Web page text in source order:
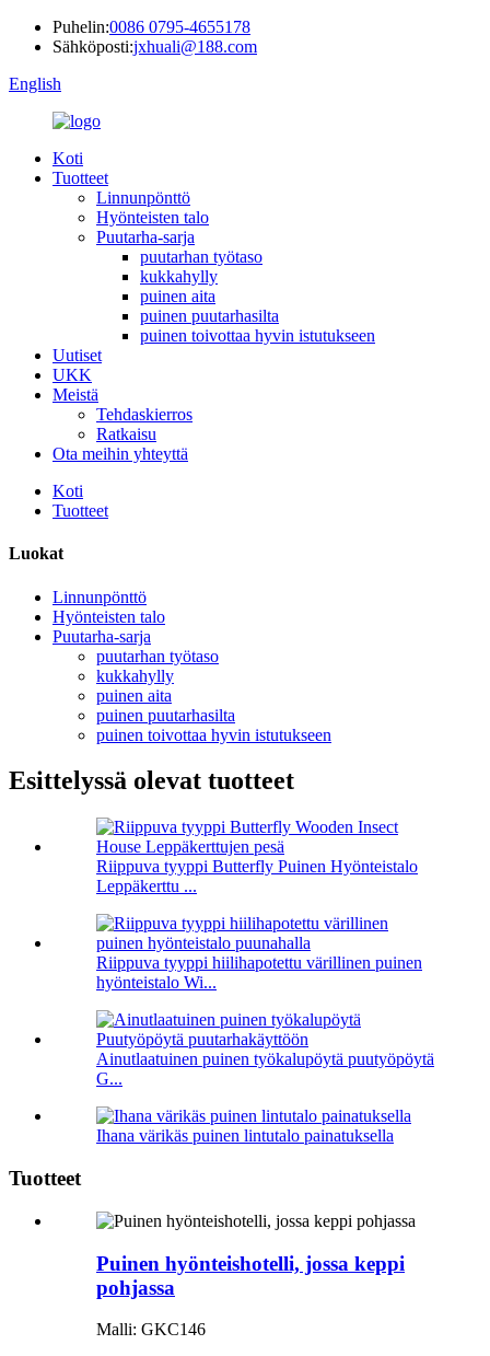
Puhelin:0086 0795-4655178
Sähköposti:jxhuali@188.com
English
Koti
Tuotteet
Linnunpönttö
Hyönteisten talo
Puutarha-sarja
puutarhan työtaso
kukkahylly
puinen aita
puinen puutarhasilta
puinen toivottaa hyvin istutukseen
Uutiset
UKK
Meistä
Tehdaskierros
Ratkaisu
Ota meihin yhteyttä
Koti
Tuotteet
Luokat
Linnunpönttö
Hyönteisten talo
Puutarha-sarja
puutarhan työtaso
kukkahylly
puinen aita
puinen puutarhasilta
puinen toivottaa hyvin istutukseen
Esittelyssä olevat tuotteet
Riippuva tyyppi Butterfly Puinen Hyönteistalo
Leppäkerttu ...
Riippuva tyyppi hiilihapotettu värillinen puinen
hyönteistalo Wi...
Ainutlaatuinen puinen työkalupöytä puutyöpöytä
G...
Ihana värikäs puinen lintutalo painatuksella
Tuotteet
Puinen hyönteishotelli, jossa keppi
pohjassa
Malli: GKC146